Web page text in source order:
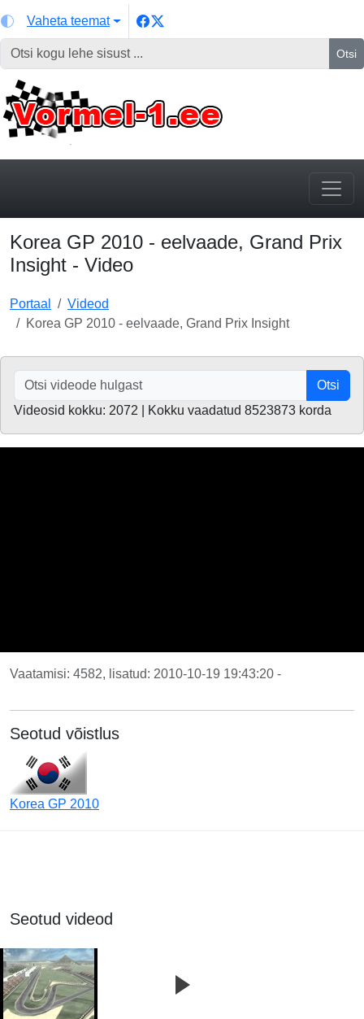
Vaheta teemat
Otsi
Korea GP 2010 - eelvaade, Grand Prix
Insight - Video
Portaal
Videod
Korea GP 2010 - eelvaade, Grand Prix Insight
Otsi
Videosid kokku: 2072 | Kokku vaadatud 8523873 korda
Vaatamisi: 4582, lisatud: 2010-10-19 19:43:20 -
Seotud võistlus
Korea GP 2010
Seotud videod